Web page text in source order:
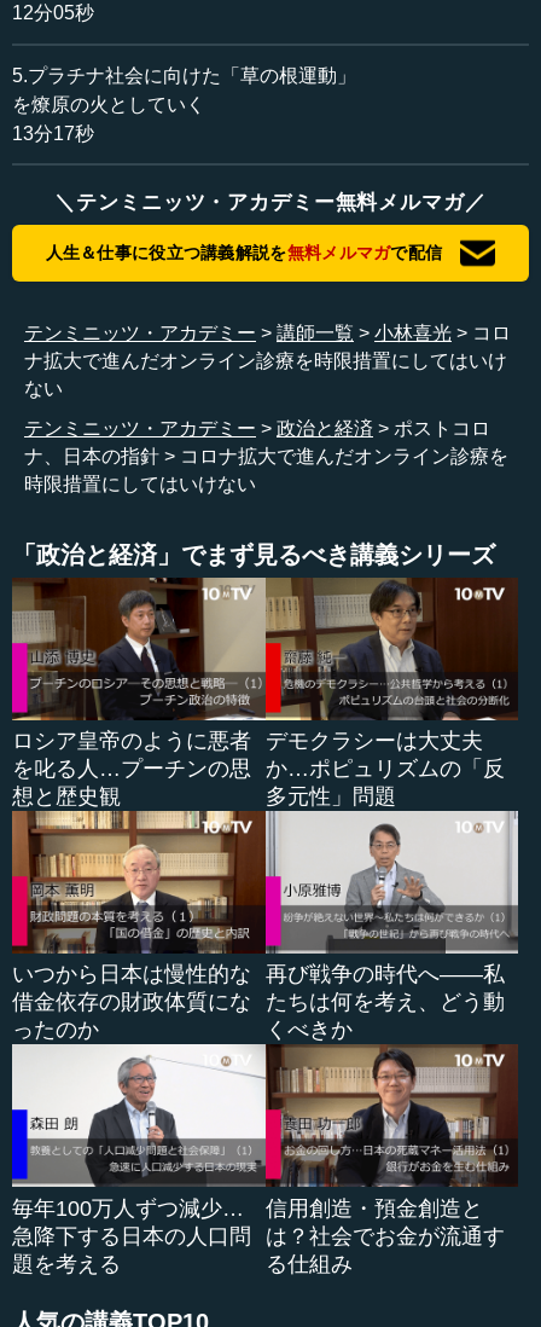
ディビリティ（credibility: 信用性・信頼性）の文化ですね。
逆に紙幣にあまり信用性がない中国などと比べると、その
違いの大きさがあると思います。
これは、データをストレージするデバイスのことを考え
クの文化がしっかり根付いてきたところでは、飛躍してイ
ンターネットに飛ぶのにちょっと時間がかかったりしまし
たよね。ところが中国とかインドの場合、デジタルの前に
ハンコの文化もそうだと思うのですが、どうやら既得権
者がはびこっている。これは医療もそうなのですが、そう
いうものが根付いて、深いところのものを変革するのに時
間がかかってしまったなと感じます。デジタルにまつわる
部分というのは、単純な実装だけではなくて、既得権者を
う展開していくかというところが問題だったのです。
医療などはまさにそうだと思うのですが、「ヘルスケ
ア」という意味ではすごく大きな伸びを期待できるのに、
既存の医療体制あるいは医療組織がやはり一つのネックに
なっているのではないかという気がします。
●コロナ拡大で進んだオンライン診療の規制改革
小宮山 とても重要な問題を出されたと思うのですが、今
回のコロナでは、小林さんはインターネット（オンライ
ン）診療について努力されましたよね。
小林 規制改革（推進会議）の議長をやっていますので、
オンライン診療は2020年4月初めに一挙に進みました。
小宮山 それが、「コロナ拡大による時限措置」に終わっ
てはいけないわけです。
小林 おっしゃる通りです。
小宮山 一回体験すれば、いかに有用なものかが、いろい
ろな人に浸透するはずです。なので、どうやってこれを恒
常的なものにするか、腕をふるってほしいと思...
12分05秒
5.プラチナ社会に向けた「草の根運動」
を燎原の火としていく
13分17秒
＼テンミニッツ・アカデミー無料メルマガ／
人生＆仕事に役立つ講義解説を無料メルマガで配信
テンミニッツ・アカデミー 講師一覧 小林喜光
コロ
ナ拡大で進んだオンライン診療を時限措置にしてはいけ
ない
テンミニッツ・アカデミー
政治と経済
ポストコロ
ナ、日本の指針
コロナ拡大で進んだオンライン診療を
時限措置にしてはいけない
「政治と経済」でまず見るべき講義シリーズ
ロシア皇帝のように悪者
を叱る人…プーチンの思
想と歴史観
デモクラシーは大丈夫
か…ポピュリズムの「反
多元性」問題
いつから日本は慢性的な
借金依存の財政体質にな
ったのか
再び戦争の時代へ――私
たちは何を考え、どう動
くべきか
毎年100万人ずつ減少…
急降下する日本の人口問
題を考える
信用創造・預金創造と
は？社会でお金が流通す
る仕組み